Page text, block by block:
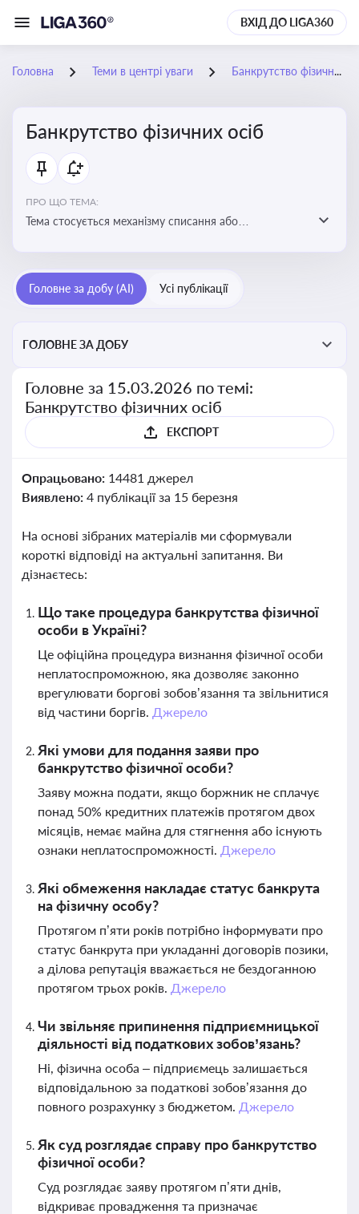
ВХІД ДО LIGA360
Головна Теми в центрі уваги Банкрутство фізичних осіб
Банкрутство фізичних осіб
ПРО ЩО ТЕМА:
Тема стосується механізму списання або
права як боржника, так і кредиторів
Головне за добу (AI) Усі публікації
ГОЛОВНЕ ЗА ДОБУ
Головне за 15.03.2026 по темі:
Банкрутство фізичних осіб
ЕКСПОРТ
Опрацьовано: 14481 джерел
Виявлено: 4 публікації за 15 березня
На основі зібраних матеріалів ми сформували
короткі відповіді на актуальні запитання. Ви
дізнаєтесь:
Що таке процедура банкрутства фізичної
особи в Україні?
Це офіційна процедура визнання фізичної особи
неплатоспроможною, яка дозволяє законно
врегулювати боргові зобов’язання та звільнитися
від частини боргів. Джерело
Які умови для подання заяви про
банкрутство фізичної особи?
Заяву можна подати, якщо боржник не сплачує
понад 50% кредитних платежів протягом двох
місяців, немає майна для стягнення або існують
ознаки неплатоспроможності. Джерело
Які обмеження накладає статус банкрута
на фізичну особу?
Протягом п’яти років потрібно інформувати про
статус банкрута при укладанні договорів позики,
а ділова репутація вважається не бездоганною
протягом трьох років. Джерело
Чи звільняє припинення підприємницької
діяльності від податкових зобов’язань?
Ні, фізична особа – підприємець залишається
відповідальною за податкові зобов’язання до
повного розрахунку з бюджетом. Джерело
Як суд розглядає справу про банкрутство
фізичної особи?
Суд розглядає заяву протягом п’яти днів,
відкриває провадження та призначає